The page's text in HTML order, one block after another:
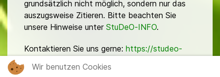
grundsätzlich nicht möglich, sondern nur das
auszugsweise Zitieren. Bitte beachten Sie
unsere Hinweise unter StuDeO-INFO.
Kontaktieren Sie uns gerne: https://studeo-
Wir benutzen Cookies